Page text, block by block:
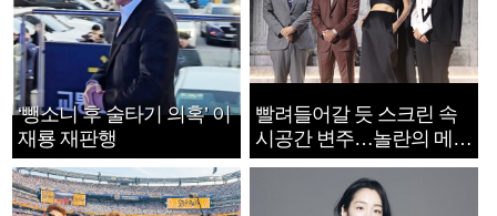
‘뺑소니 후 술타기 의혹’ 이
재룡 재판행
빨려들어갈 듯 스크린 속
시공간 변주…놀란의 메시
지는 ‘전쟁 속죄’